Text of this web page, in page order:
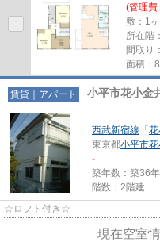
(管理費
敷：1
所在階
間取り
面積：
賃貸｜アパート 小平市花小金
西武新宿線 「
東京都小平市
-
築年数：築36年
階数：2階建
☆ロフト付き☆
現在空室